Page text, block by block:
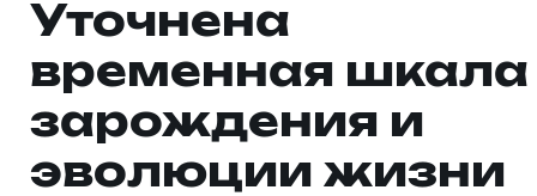
Уточнена
временная шкала
зарождения и
эволюции жизни